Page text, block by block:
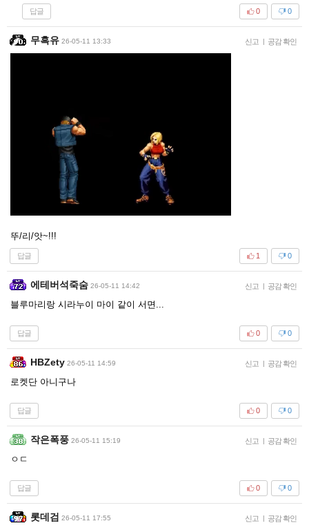
답글 0
0
무흑유 26-05-11 13:33 신고 | 공감 확인
뚜/리/앗~!!!
답글 0
1
에테버석죽숨 26-05-11 14:42 신고 | 공감 확인
블루마리랑 시라누이 마이 같이 서면...
답글 0
0
HBZety 26-05-11 14:59 신고 | 공감 확인
로켓단 아니구나
답글 0
0
작은폭풍 26-05-11 15:19 신고 | 공감 확인
ㅇㄷ
답글 0
0
롯데검 26-05-11 17:55 신고 | 공감 확인